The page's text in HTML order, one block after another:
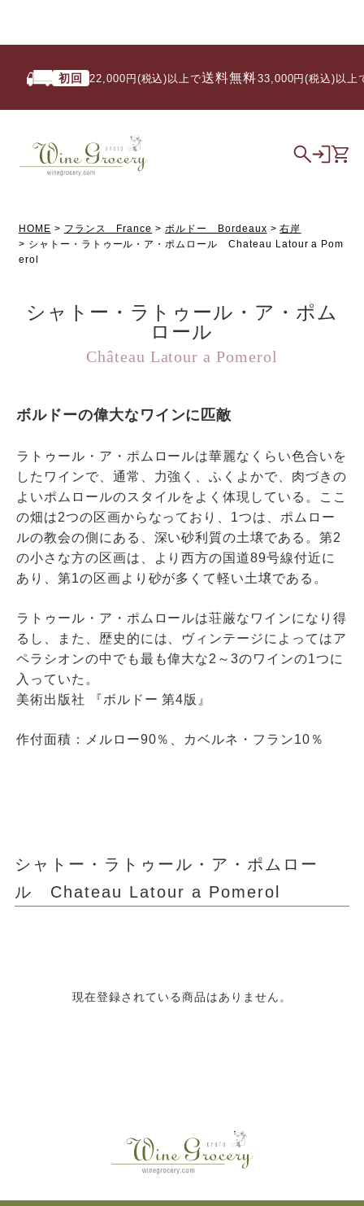
初回 22,000円(税込)以上で送料無料/ 33,000円(税込)以上で
HOME フランス France ボルドー Bordeaux
右岸
シャトー・ラトゥール・ア・ポムロール Chateau Latour a Pom
erol
シャトー・ラトゥール・ア・ポム
ロール
Château Latour a Pomerol
ボルドーの偉大なワインに匹敵
ラトゥール・ア・ポムロールは華麗なくらい色合いを
したワインで、通常、力強く、ふくよかで、肉づきの
よいポムロールのスタイルをよく体現している。ここ
の畑は2つの区画からなっており、1つは、ポムロー
ルの教会の側にある、深い砂利質の土壌である。第2
の小さな方の区画は、より西方の国道89号線付近に
あり、第1の区画より砂が多くて軽い土壌である。
ラトゥール・ア・ポムロールは荘厳なワインになり得
るし、また、歴史的には、ヴィンテージによってはア
ペラシオンの中でも最も偉大な2～3のワインの1つに
入っていた。
美術出版社 『ボルドー 第4版』
作付面積：メルロー90％、カベルネ・フラン10％
シャトー・ラトゥール・ア・ポムロー
ル Chateau Latour a Pomerol
現在登録されている商品はありません。